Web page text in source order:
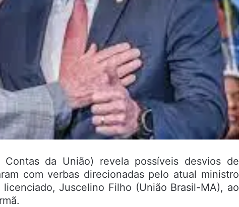
da União) revela possíveis desvios de
com verbas direcionadas pelo atual ministro
Juscelino Filho (União Brasil-MA), ao